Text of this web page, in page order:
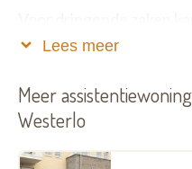
alarm (polsbandje) en
Lees meer
Meer
Westerlo